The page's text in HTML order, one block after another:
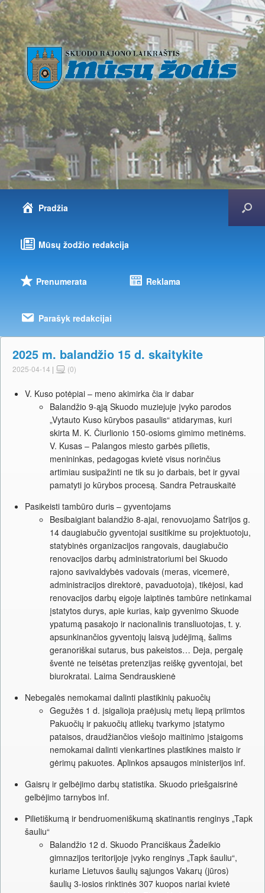
Pradžia
Mūsų žodžio redakcija
Prenumerata Reklama
Parašyk redakcijai
2025 m. balandžio 15 d. skaitykite
2025-04-14 | (0)
V. Kuso potėpiai – meno akimirka čia ir dabar
Balandžio 9-ąją Skuodo muziejuje įvyko parodos
„Vytauto Kuso kūrybos pasaulis“ atidarymas, kuri
skirta M. K. Čiurlionio 150-osioms gimimo metinėms.
V. Kusas – Palangos miesto garbės pilietis,
menininkas, pedagogas kvietė visus norinčius
artimiau susipažinti ne tik su jo darbais, bet ir gyvai
pamatyti jo kūrybos procesą. Sandra Petrauskaitė
Pasikeisti tambūro duris – gyventojams
Besibaigiant balandžio 8-ajai, renovuojamo Šatrijos g.
14 daugiabučio gyventojai susitikime su projektuotoju,
statybinės organizacijos rangovais, daugiabučio
renovacijos darbų administratoriumi bei Skuodo
rajono savivaldybės vadovais (meras, vicemerė,
administracijos direktorė, pavaduotoja), tikėjosi, kad
renovacijos darbų eigoje laiptinės tambūre netinkamai
įstatytos durys, apie kurias, kaip gyvenimo Skuode
ypatumą pasakojo ir nacionalinis transliuotojas, t. y.
apsunkinančios gyventojų laisvą judėjimą, šalims
geranoriškai sutarus, bus pakeistos… Deja, pergalę
šventė ne teisėtas pretenzijas reiškę gyventojai, bet
biurokratai. Laima Sendrauskienė
Nebegalės nemokamai dalinti plastikinių pakuočių
Gegužės 1 d. įsigalioja praėjusių metų liepą priimtos
Pakuočių ir pakuočių atliekų tvarkymo įstatymo
pataisos, draudžiančios viešojo maitinimo įstaigoms
nemokamai dalinti vienkartines plastikines maisto ir
gėrimų pakuotes. Aplinkos apsaugos ministerijos inf.
Gaisrų ir gelbėjimo darbų statistika. Skuodo priešgaisrinė
gelbėjimo tarnybos inf.
Pilietiškumą ir bendruomeniškumą skatinantis renginys „Tapk
šauliu“
Balandžio 12 d. Skuodo Pranciškaus Žadeikio
gimnazijos teritorijoje įvyko renginys „Tapk šauliu“,
kuriame Lietuvos šaulių sąjungos Vakarų (jūros)
šaulių 3-iosios rinktinės 307 kuopos nariai kvietė